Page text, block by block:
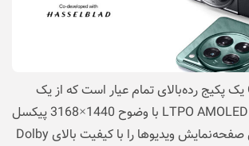
گوشی OnePlus 12 یک پکیج رده‌بالای تمام عیار است که از یک
نمایشگر فوق‌العاده LTPO AMOLED با وضوح 1440×3168 پیکسل
استفاده می‌کند. این صفحه‌نمایش ویدیوها را با کیفیت بالای Dolby